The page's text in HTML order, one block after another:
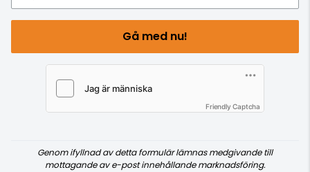
Gå med nu!
Friendly Captcha
Genom ifyllnad av detta formulär lämnas medgivande till
mottagande av e-post innehållande marknadsföring.